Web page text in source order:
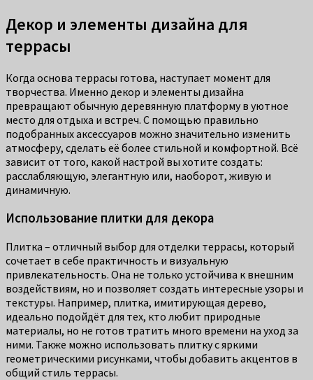
Декор и элементы дизайна для
террасы
Когда основа террасы готова, наступает момент для
творчества. Именно декор и элементы дизайна
превращают обычную деревянную платформу в уютное
место для отдыха и встреч. С помощью правильно
подобранных аксессуаров можно значительно изменить
атмосферу, сделать её более стильной и комфортной. Всё
зависит от того, какой настрой вы хотите создать:
расслабляющую, элегантную или, наоборот, живую и
динамичную.
Использование плитки для декора
Плитка – отличный выбор для отделки террасы, который
сочетает в себе практичность и визуальную
привлекательность. Она не только устойчива к внешним
воздействиям, но и позволяет создать интересные узоры и
текстуры. Например, плитка, имитирующая дерево,
идеально подойдёт для тех, кто любит природные
материалы, но не готов тратить много времени на уход за
ними. Также можно использовать плитку с яркими
геометрическими рисунками, чтобы добавить акцентов в
общий стиль террасы.